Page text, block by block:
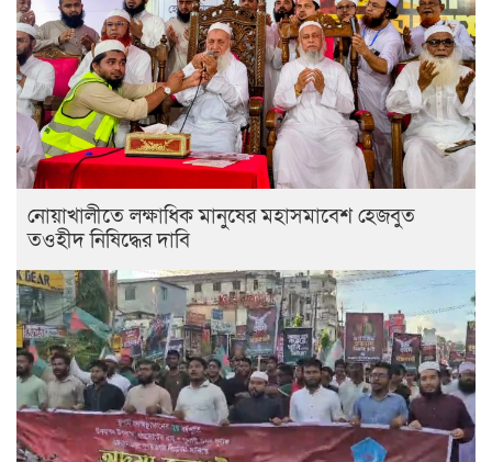
নোয়াখালীতে লক্ষাধিক মানুষের মহাসমাবেশ হেজবুত
তওহীদ নিষিদ্ধের দাবি